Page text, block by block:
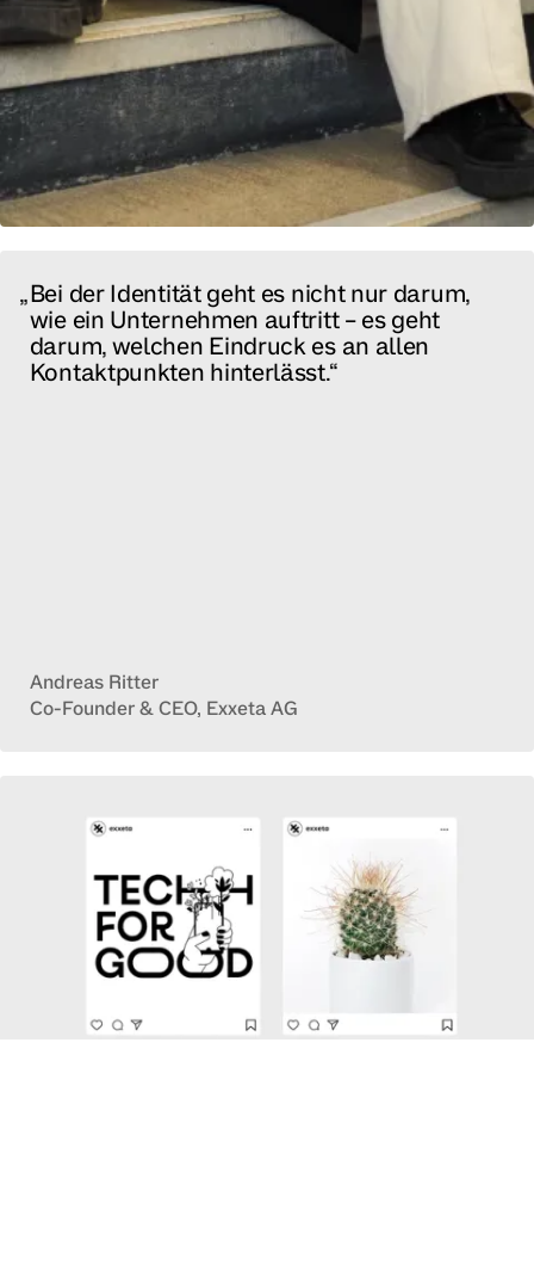
Bei der Identität geht es nicht nur darum,
wie ein Unternehmen auftritt – es geht
darum, welchen Eindruck es an allen
Kontaktpunkten hinterlässt.
Andreas Ritter
Co-Founder & CEO, Exxeta AG